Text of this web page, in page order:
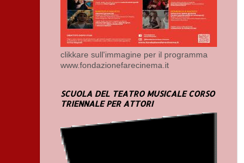
clikkare sull'immagine per il programma
www.fondazionefarecinema.it
SCUOLA DEL TEATRO MUSICALE CORSO
TRIENNALE PER ATTORI